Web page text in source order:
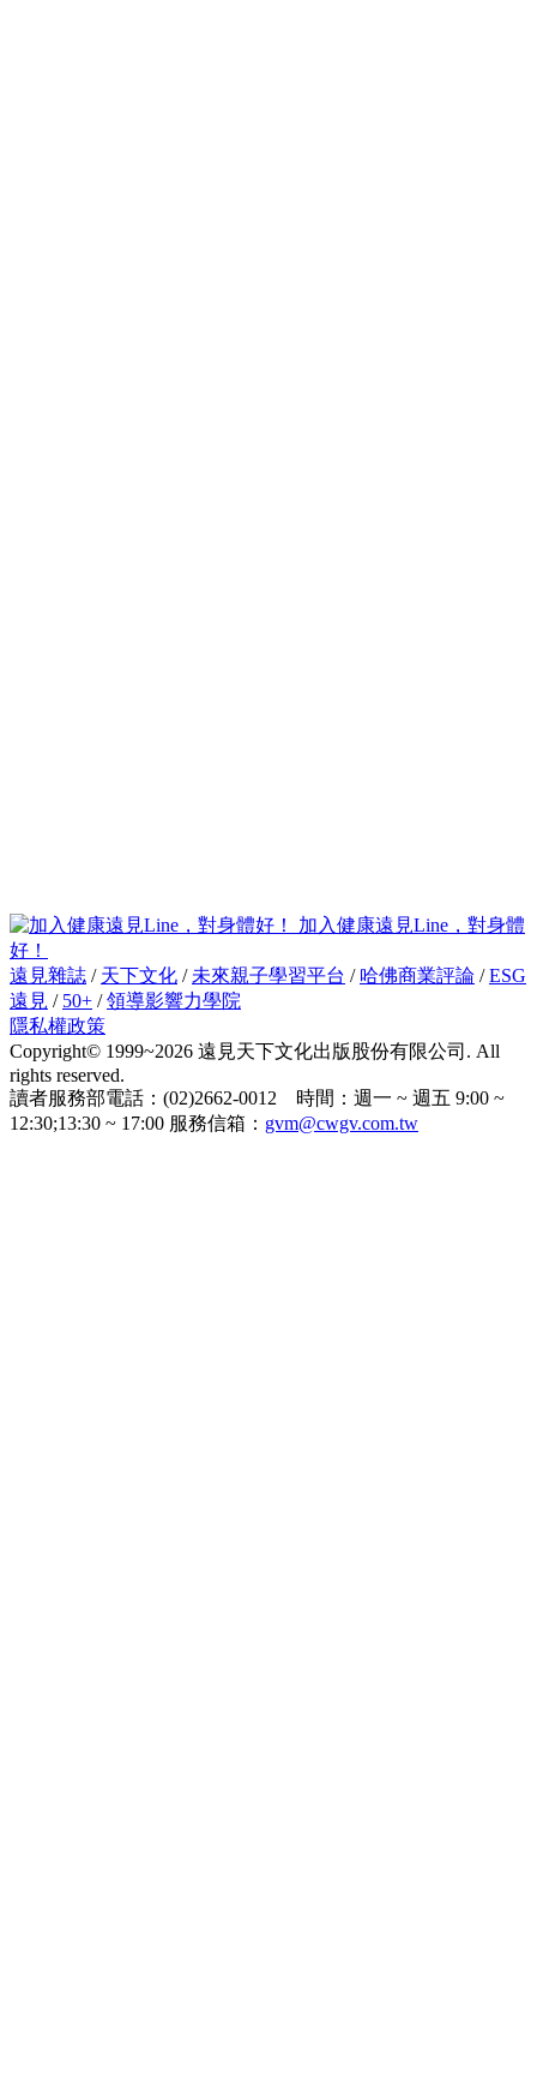
加入健康遠見Line，對身體
好！
遠見雜誌 / 天下文化 / 未來親子學習平台 / 哈佛商業評論 /ESG
遠見 / 50+ /領導影響力學院
隱私權政策
Copyright© 1999~2026 遠見天下文化出版股份有限公司. All
rights reserved.
讀者服務部電話：(02)2662-0012 時間：週一 ~ 週五 9:00 ~
12:30;13:30 ~ 17:00 服務信箱： gvm@cwgv.com.tw